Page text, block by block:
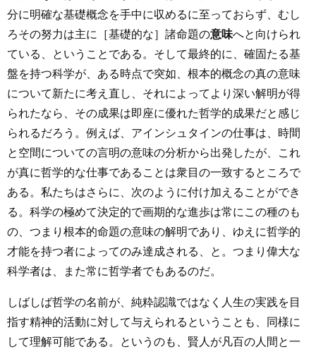
分に明確な基礎概念を手中に収めるに至っておらず、むし
ろその努力は主に［基礎的な］諸命題の意味へと向けられ
ている、ということである。そして最終的に、確固たる基
盤を持つ科学が、ある時点で突如、根本的概念の真の意味
について新たに考え直し、それによってより深い解明が得
られたなら、その成果は即座に優れた哲学的成果だと感じ
られるだろう。例えば、アインシュタインの仕事は、時間
と空間についての言明の意味の分析から出発したが、これ
が真に哲学的な仕事であることは衆目の一致するところで
ある。私たちはさらに、次のように付け加えることができ
る。科学の極めて決定的で画期的な進歩は常にこの種のも
の、つまり根本的命題の意味の解明であり、ゆえに哲学的
才能を持つ者によってのみ達成される、と。つまり偉大な
科学者は、また常に哲学者でもあるのだ。
しばしば哲学の名前が、純粋認識ではなく人生の実践を目
指す精神的活動に対して与えられるということも、同様に
して理解可能である。というのも、賢人が凡百の人間と一